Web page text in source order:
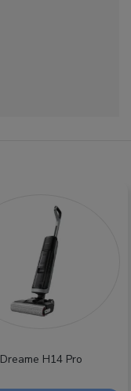
Dreame H14 Pro